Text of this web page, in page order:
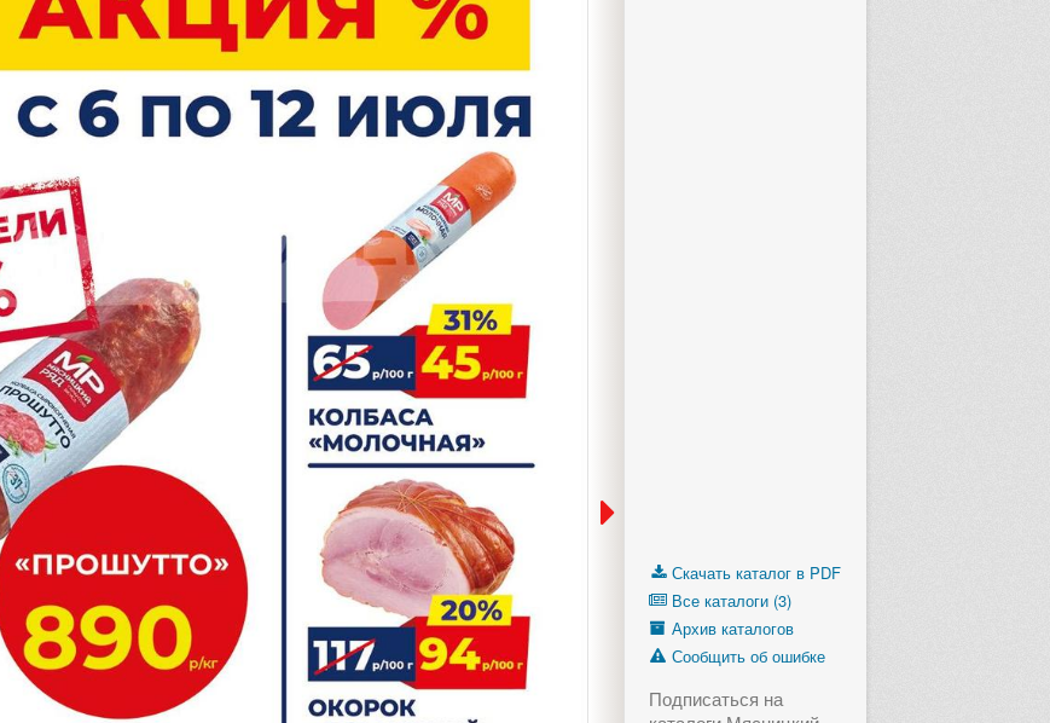
Каталог Мясницкий ряд
Скачать каталог в PDF
Все каталоги (3)
Архив каталогов
Сообщить об ошибке
Подписаться на